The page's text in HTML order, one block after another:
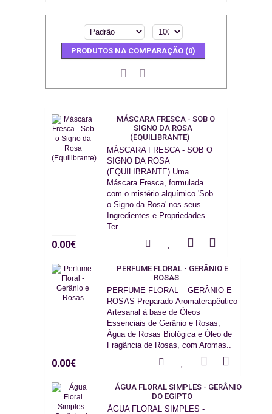
PRODUTOS NA COMPARAÇÃO (0)
MÁSCARA FRESCA - SOB O
SIGNO DA ROSA
(EQUILIBRANTE)
MÁSCARA FRESCA - SOB O
SIGNO DA ROSA
(EQUILIBRANTE) Uma
Máscara Fresca, formulada
com o mistério alquímico 'Sob
o Signo da Rosa' nos seus
Ingredientes e Propriedades
Ter..
0.00€
PERFUME FLORAL - GERÂNIO E
ROSAS
PERFUME FLORAL – GERÂNIO E
ROSAS Preparado Aromaterapêutico
Artesanal à base de Óleos
Essenciais de Gerânio e Rosas,
Água de Rosas Biológica e Óleo de
Fragância de Rosas, com Aromas..
0.00€
ÁGUA FLORAL SIMPLES - GERÂNIO
DO EGIPTO
ÁGUA FLORAL SIMPLES -